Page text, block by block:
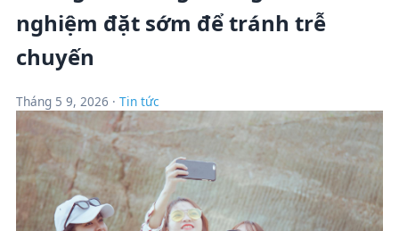
nghiệm đặt sớm để tránh trễ
chuyến
Tháng 5 9, 2026 · Tin tức